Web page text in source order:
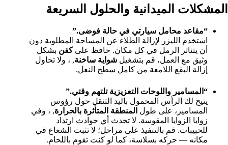
المشكلات الميدانية والحلول السريعة
“مقاعد محامل سيارتي في حالة فوضى.”
استخدم الليزر لإزالة الطلاء عن المساحة المطلوبة دون
أن يتناثر الرمل في كل مكان. حافظ علىكفن بشكل
وثيق مع العمل، قم بتشغيل شواية ساخنة, ، ولا تحاول
إزالة البقع اللامعة من كامل سطح النعل.
“المسامير واللوحات التعزيزية تلتهم وقتي.”
يتيح لك الرأس المحمول باليد التنقل حول رؤوس
المسامير، على طول المنطقة المتأثرة بالحرارة, ، وفي
زوايا الزوايا المقوسة. لا تحدث أي حوادث ارتداد
للحبيبات. قم بالتنفيذ على مراحل؛ لا تثبت الشعاع في
مكانه — حركه بسلاسة، كما لو كنت تقوم باللحام.